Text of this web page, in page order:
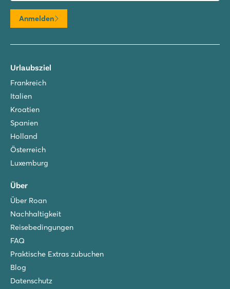
Anmelden
Urlaubsziel
Frankreich
Italien
Kroatien
Spanien
Holland
Österreich
Luxemburg
Über
Über Roan
Nachhaltigkeit
Reisebedingungen
FAQ
Praktische Extras zubuchen
Blog
Datenschutz